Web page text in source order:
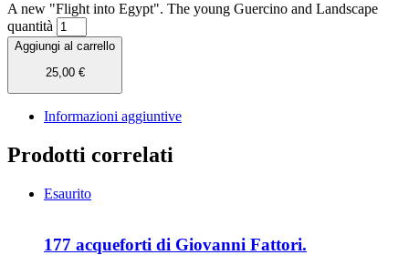
A new "Flight into Egypt". The young Guercino and Landscape
quantità
Aggiungi al carrello
25,00 €
Informazioni aggiuntive
Prodotti correlati
Esaurito
177 acqueforti di Giovanni Fattori.